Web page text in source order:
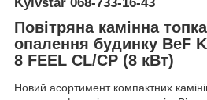
Повітряна камінна
опалення будинку BeF
8 FEEL CL/CP (8 кВт)
Новий асортимент компактних